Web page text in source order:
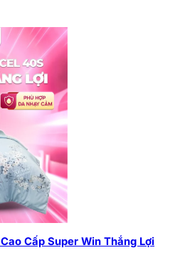
Cấp Super Win Thắng Lợi